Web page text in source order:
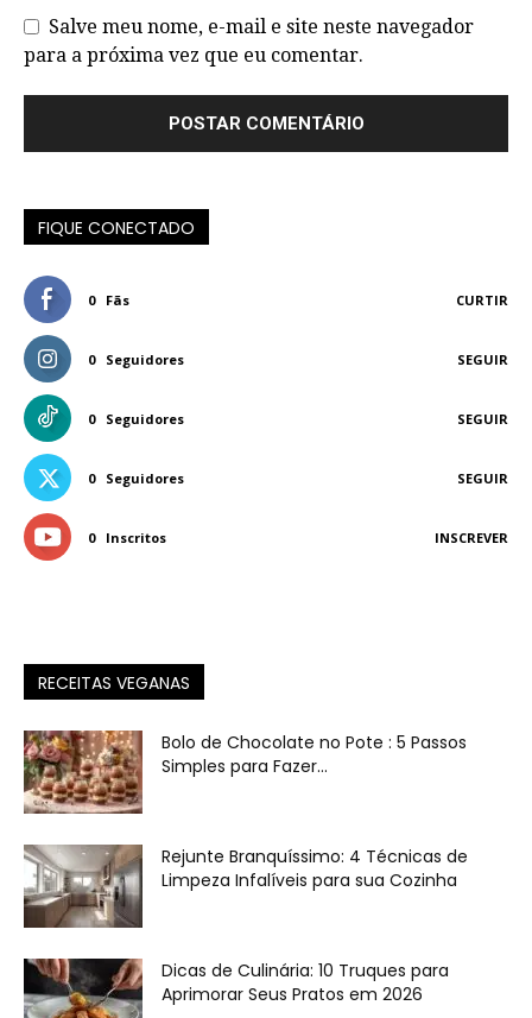
Salve meu nome, e-mail e site neste navegador
para a próxima vez que eu comentar.
FIQUE CONECTADO
0 Fãs CURTIR
0 Seguidores SEGUIR
0 Seguidores SEGUIR
0 Seguidores SEGUIR
0 Inscritos INSCREVER
RECEITAS VEGANAS
Bolo de Chocolate no Pote : 5 Passos
Simples para Fazer...
Rejunte Branquíssimo: 4 Técnicas de
Limpeza Infalíveis para sua Cozinha
Dicas de Culinária: 10 Truques para
Aprimorar Seus Pratos em 2026